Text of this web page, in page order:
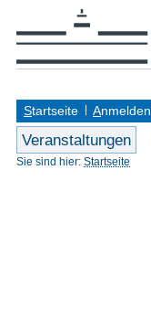
Startseite Anmelden
Veranstaltungen
Sie sind hier: Startseite